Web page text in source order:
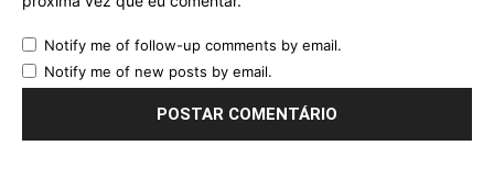
Notify me of follow-up comments by email.
Notify me of new posts by email.